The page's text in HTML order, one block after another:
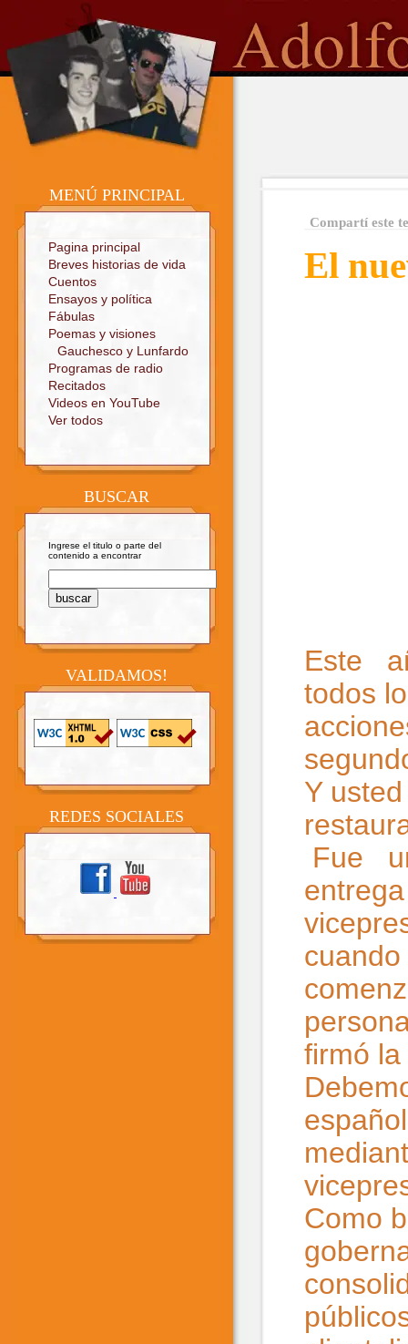
Sitio oficial
MENÚ PRINCIPAL
Pagina principal
Breves historias de vida
Cuentos
Ensayos y política
Fábulas
Poemas y visiones
Gauchesco y Lunfardo
Programas de radio
Recitados
Videos en YouTube
Ver todos
BUSCAR
Ingrese el titulo o parte del
contenido a encontrar
VALIDAMOS!
REDES SOCIALES
Compartí este
El
Este
todos
Y
Fue
firmó
Como